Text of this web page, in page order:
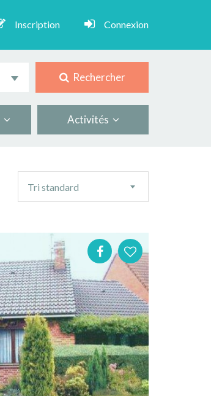
Inscription Connexion
Rechercher
Activités
tri
Tri standard